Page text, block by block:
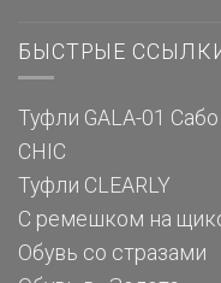
БЫСТРЫЕ
Туфли GALA-01 Сабо
CHIC
Туфли CLEARLY
С ремешком на
Обувь со стразами